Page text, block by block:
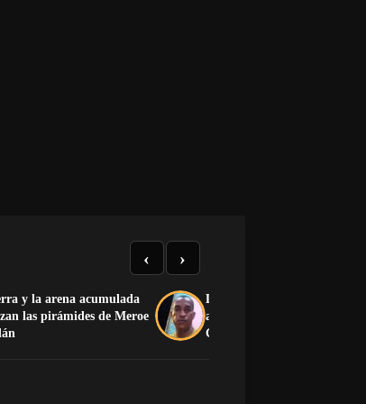
y la arena acumulada
las pirámides de Meroe
Detenido presunto
asesinato de ganadero en
Guantánamo
‹ ›